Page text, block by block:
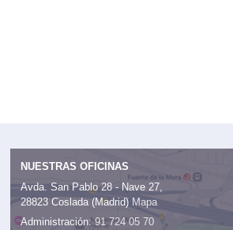
NUESTRAS OFICINAS
Avda. San Pablo 28 - Nave 27,
28823 Coslada (Madrid) Mapa
Administración: 91 724 05 70